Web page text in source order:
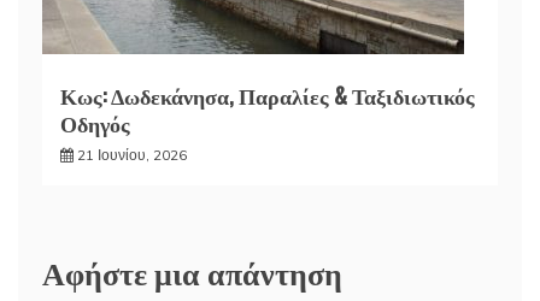
Κως: Δωδεκάνησα, Παραλίες & Ταξιδιωτικός
Οδηγός
21 Ιουνίου, 2026
Αφήστε μια απάντηση